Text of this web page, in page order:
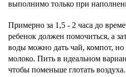
выполнимо только при
Примерно за 1,5 - 2 часа до
ребенок должен помочиться, а
воды можно дать чай, компот, но
молоко. Пить в идеальном
чтобы поменьше глотать воздуха.